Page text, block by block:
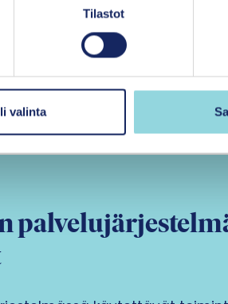
Tilastot
valinta